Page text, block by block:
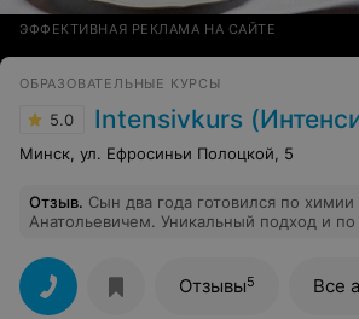
ЭФФЕКТИВНАЯ РЕКЛАМА НА САЙТЕ
ОБРАЗОВАТЕЛЬНЫЕ КУРСЫ
5.0 Intensivkurs
Минск, ул. Ефросиньи Полоцкой, 5
Отзыв. Сын два года готовился по
Анатольевичем. Уникальный подход и по
83 балла на ЦТ. Обратная связь с
высоте, всегда прозрачно с оплатой и
Отзывы5 Все